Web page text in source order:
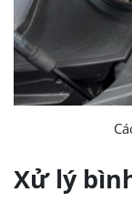
Xử lý